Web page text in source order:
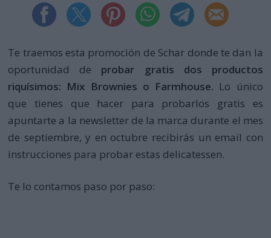
Te traemos esta promoción de Schar donde te dan la
oportunidad de probar gratis dos productos
riquísimos: Mix Brownies o Farmhouse. Lo único
que tienes que hacer para probarlos gratis es
apuntarte a la newsletter de la marca durante el mes
de septiembre, y en octubre recibirás un email con
instrucciones para probar estas delicatessen.
Te lo contamos paso por paso: